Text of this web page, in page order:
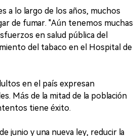
a lo largo de los años, muchos
de fumar. "Aún tenemos muchas
en salud pública del
del tabaco en el Hospital de
en el país expresan
Más de la mitad de la población
tiene éxito.
junio y una nueva ley, reducir la